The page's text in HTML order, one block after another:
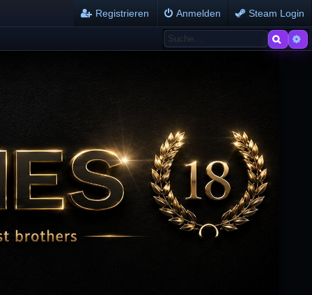
Steam Login
Anmelden
Registrieren
Suche